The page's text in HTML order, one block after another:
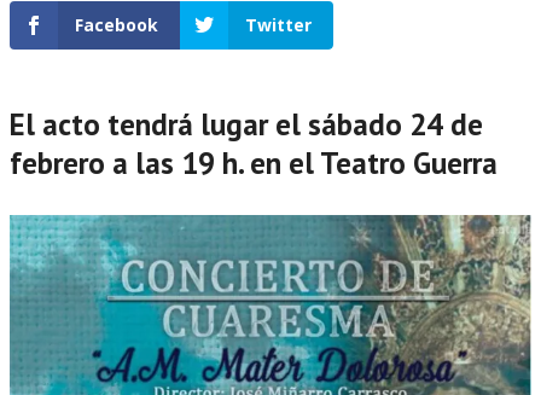
Facebook Twitter
El acto tendrá lugar el sábado 24 de
febrero a las 19 h. en el Teatro Guerra